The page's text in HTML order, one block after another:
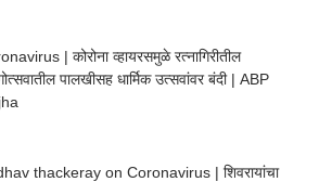
| कोरोना व्हायरसमुळे रत्नागिरीतील
पालखीसह धार्मिक उत्सवांवर बंदी | ABP
thackeray on Coronavirus | शिवरायांचा